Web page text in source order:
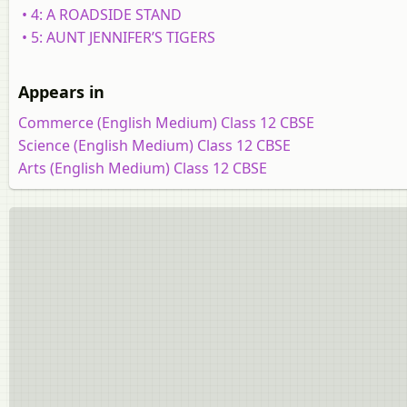
• 4: A ROADSIDE STAND
• 5: AUNT JENNIFER’S TIGERS
Appears in
Commerce (English Medium) Class 12 CBSE
Science (English Medium) Class 12 CBSE
Arts (English Medium) Class 12 CBSE